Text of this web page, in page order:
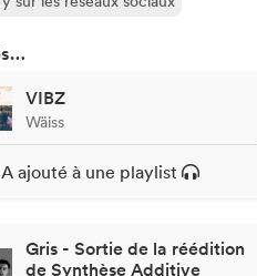
VIBZ
Wäiss
A ajouté à une playlist
Gris - Sortie de la réédition
de Synthèse Additive